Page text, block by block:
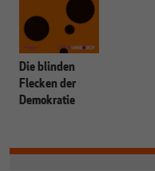
Die blinden
Flecken der
Demokratie